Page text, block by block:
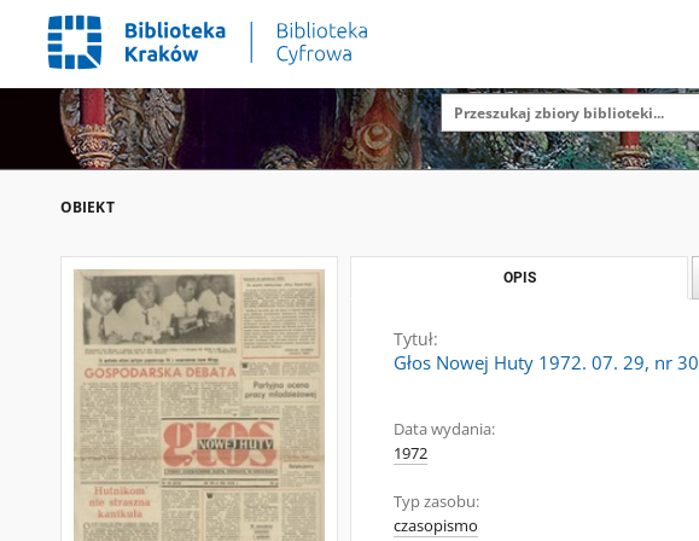
OBIEKT
OPIS
Tytuł:
Głos Nowej Huty 1972. 07. 29, nr 30
Data wydania:
1972
Typ zasobu:
czasopismo